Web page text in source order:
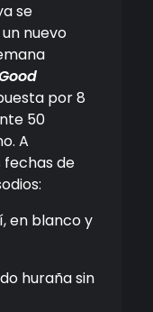
se
nuevo
por 8
50
A
fechas de
en blanco y
huraña sin